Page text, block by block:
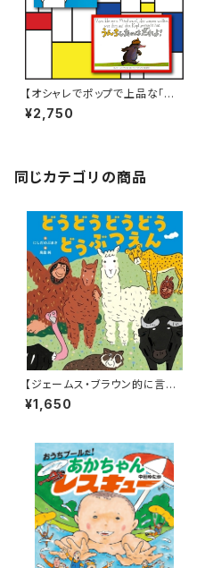
【オシャレでポップで上品な「う
んち」絵本セット！】
¥2,750
同じカテゴリの商品
【ジェームス・ブラウン的に言え
ば「ゲロッパ！」的な絵本！】『どう
どうどうどう どうぶつえん』
¥1,650